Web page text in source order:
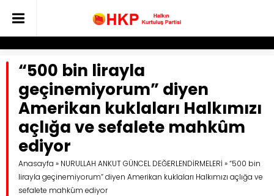
“500 bin lirayla
geçinemiyorum” diyen
Amerikan kuklaları Halkımızı
açlığa ve sefalete mahkûm
ediyor
Anasayfa » NURULLAH ANKUT GÜNCEL DEĞERLENDİRMELERİ »“500 bin
lirayla geçinemiyorum” diyen Amerikan kuklaları Halkımızı açlığa ve
sefalete mahkûm ediyor